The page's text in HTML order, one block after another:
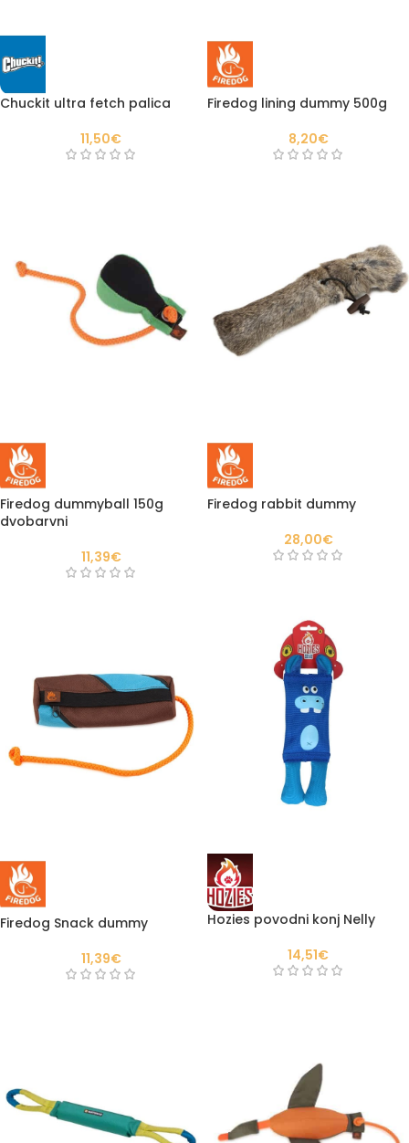
Chuckit ultra fetch palica
11,50€
Firedog lining dummy 500g
8,20€
Firedog dummyball 150g
dvobarvni
11,39€
Firedog rabbit dummy
28,00€
Firedog Snack dummy
11,39€
Hozies povodni konj Nelly
14,51€